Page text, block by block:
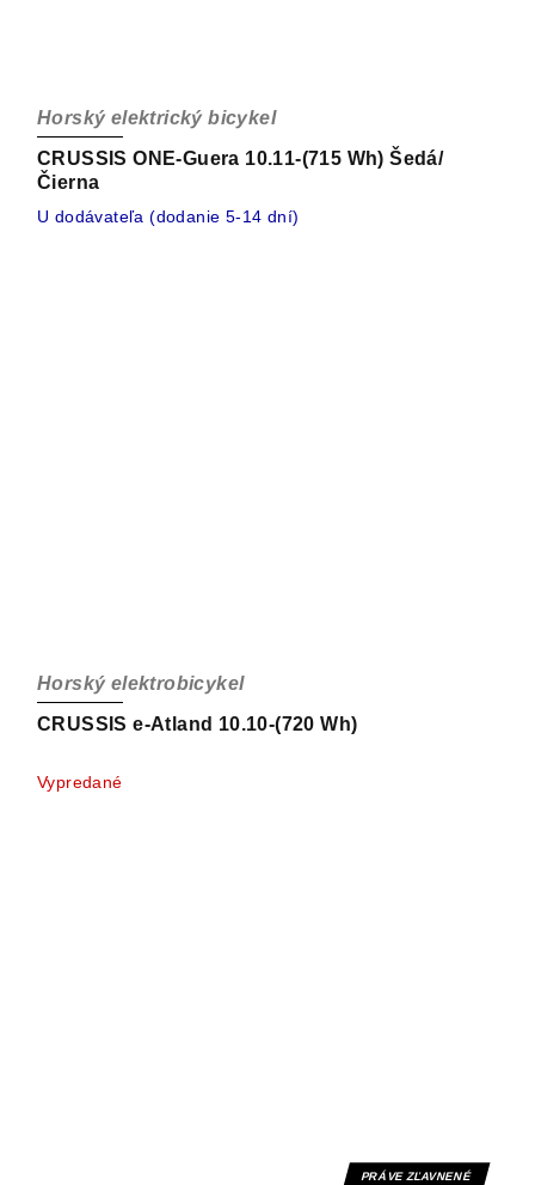
CRUSSIS ONE-Guera 10.11-(715 Wh) Šedá/
Čierna
Horský elektrický bicykel
U dodávateľa (dodanie 5-14 dní)
CRUSSIS e-Atland 10.10-(720 Wh)
Horský elektrobicykel
Vypredané
PRÁVE ZĽAVNENÉ